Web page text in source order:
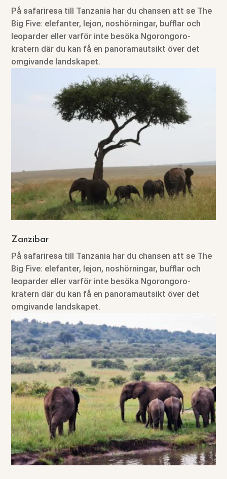
På safariresa till Tanzania har du chansen att se The
Big Five: elefanter, lejon, noshörningar, bufflar och
leoparder eller varför inte besöka Ngorongoro-
kratern där du kan få en panoramautsikt över det
omgivande landskapet.
Zanzibar
På safariresa till Tanzania har du chansen att se The
Big Five: elefanter, lejon, noshörningar, bufflar och
leoparder eller varför inte besöka Ngorongoro-
kratern där du kan få en panoramautsikt över det
omgivande landskapet.